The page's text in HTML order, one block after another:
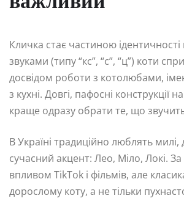
Кличка стає частиною
звуками (типу “кс”, “с”, “ц”) коти
досвідом роботи з котолюбами,
з кухні. Довгі, пафосні
краще одразу обрати те, що
В Україні традиційно люблять
сучасний акцент: Лео, Міло, Локі.
впливом TikTok і фільмів, але
дорослому коту, а не тільки